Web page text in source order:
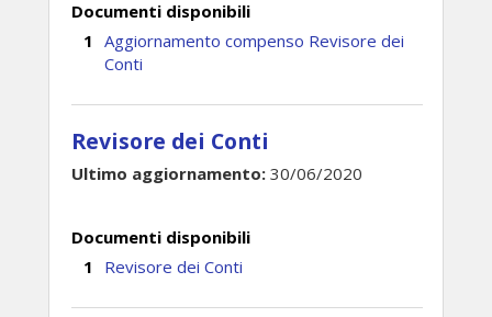
Documenti disponibili
Aggiornamento compenso Revisore dei
Conti
Revisore dei Conti
Ultimo aggiornamento: 30/06/2020
Documenti disponibili
Revisore dei Conti